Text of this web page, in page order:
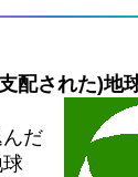
配された)地
んだ